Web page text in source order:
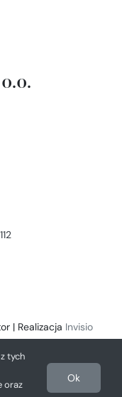
| Realizacja Invisio
tych
oraz
Ok